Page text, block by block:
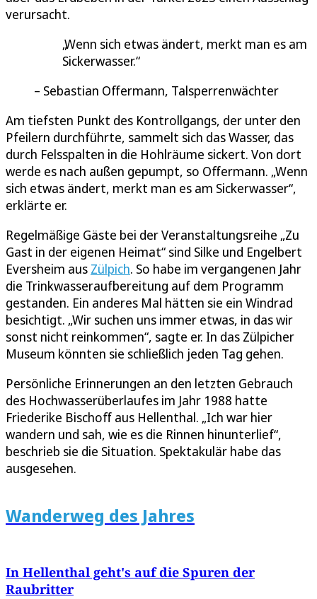
verursacht.
Wenn sich etwas ändert, merkt man es am
Sickerwasser.
Sebastian Offermann, Talsperrenwächter
Am tiefsten Punkt des Kontrollgangs, der unter den
Pfeilern durchführte, sammelt sich das Wasser, das
durch Felsspalten in die Hohlräume sickert. Von dort
werde es nach außen gepumpt, so Offermann. „Wenn
sich etwas ändert, merkt man es am Sickerwasser“,
erklärte er.
Regelmäßige Gäste bei der Veranstaltungsreihe „Zu
Gast in der eigenen Heimat“ sind Silke und Engelbert
Eversheim aus Zülpich. So habe im vergangenen Jahr
die Trinkwasseraufbereitung auf dem Programm
gestanden. Ein anderes Mal hätten sie ein Windrad
besichtigt. „Wir suchen uns immer etwas, in das wir
sonst nicht reinkommen“, sagte er. In das Zülpicher
Museum könnten sie schließlich jeden Tag gehen.
Persönliche Erinnerungen an den letzten Gebrauch
des Hochwasserüberlaufes im Jahr 1988 hatte
Friederike Bischoff aus Hellenthal. „Ich war hier
wandern und sah, wie es die Rinnen hinunterlief“,
beschrieb sie die Situation. Spektakulär habe das
ausgesehen.
Wanderweg des Jahres
In Hellenthal geht's auf die Spuren der
Raubritter